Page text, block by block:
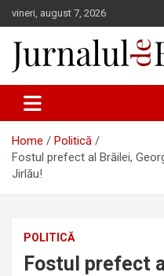
Skip
to
content
vineri, august 7, 2026
Jurnalul de
Home
Politică
Fostul prefect al Brăilei,
Jirlău!
POLITICĂ
Fostul prefect